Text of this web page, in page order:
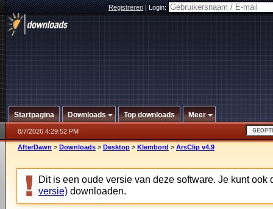
Registreren|Login:
Startpagina Downloads Top downloads Meer
8/7/2026 4:29:52 PM
AfterDawn > Downloads > Desktop > Klembord > ArsClip v4.9
Dit is een oude versie van deze software. Je kunt ook
versie) downloaden.